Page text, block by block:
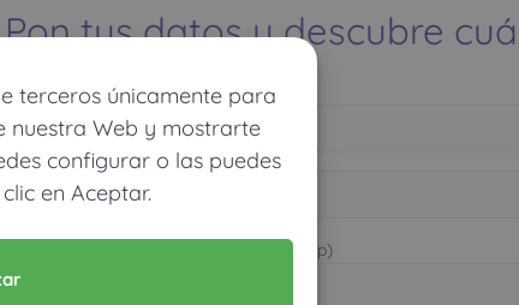
terceros únicamente para
nuestra Web y mostrarte
configurar o las puedes
en Aceptar.
Pon tus datos y descubre
Móvil (Enviamos resultados vía WhatsApp)